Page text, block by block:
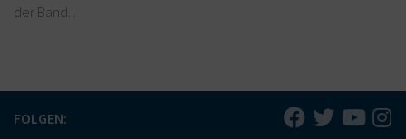
der Band...
FOLGEN: